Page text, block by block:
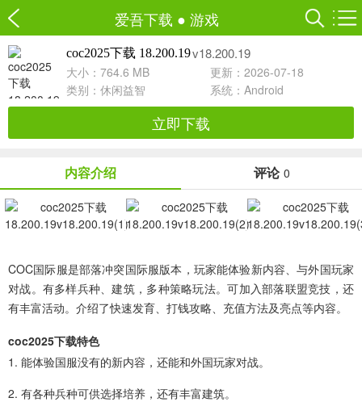
爱吾下载 ● 游戏
coc2025下载 18.200.19v18.200.19
大小：764.6 MB
更新：2026-07-18
类别： 休闲益智 系统：Android
立即下载
内容介绍 评论 0
COC国际服是部落冲突国际服版本，玩家能体验新内容、与外国玩家
对战。有多样兵种、建筑，多种策略玩法。可加入部落联盟竞技，还
有丰富活动。介绍了快速发育、打钱攻略、充值方法及亮点等内容。
coc2025下载特色
1. 能体验国服没有的新内容，还能和外国玩家对战。
2. 有各种兵种可供选择培养，还有丰富建筑。